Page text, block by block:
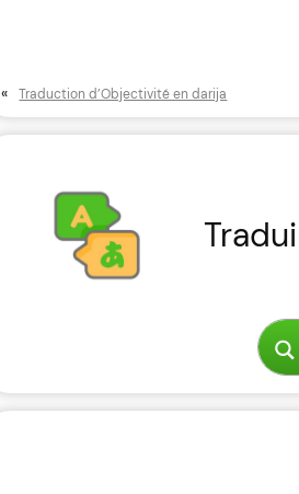
« Traduction d’Objectivité en darija